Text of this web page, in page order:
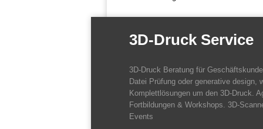
3D-Druck Service
3D-Druck Beratung für
Datei Prüfung oder generative design,
Komplettlösungen um den 3D-Druck.
Fortbildungen & Workshops. 3D-
Events